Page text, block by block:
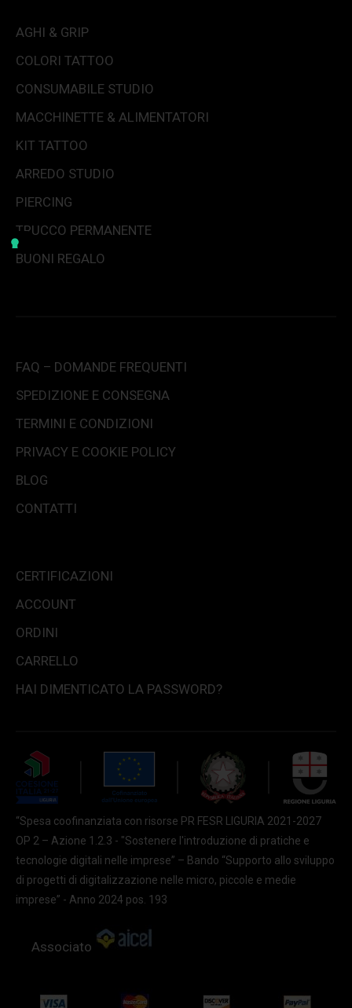
AGHI & GRIP
COLORI TATTOO
CONSUMABILE STUDIO
MACCHINETTE & ALIMENTATORI
KIT TATTOO
ARREDO STUDIO
PIERCING
TRUCCO PERMANENTE
BUONI REGALO
FAQ – DOMANDE FREQUENTI
SPEDIZIONE E CONSEGNA
TERMINI E CONDIZIONI
PRIVACY E COOKIE POLICY
BLOG
CONTATTI
CERTIFICAZIONI
ACCOUNT
ORDINI
CARRELLO
HAI DIMENTICATO LA PASSWORD?
“Spesa coofinanziata con risorse PR FESR LIGURIA 2021-2027
OP 2 – Azione 1.2.3 - "Sostenere l'introduzione di pratiche e
tecnologie digitali nelle imprese” – Bando “Supporto allo sviluppo
di progetti di digitalizzazione nelle micro, piccole e medie
imprese” - Anno 2024 pos. 193
Associato